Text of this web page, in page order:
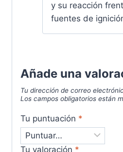
y su reacción
fuentes de
Añade una
Tu dirección de correo
Los campos obligatorios están
Tu puntuación *
Tu valoración *